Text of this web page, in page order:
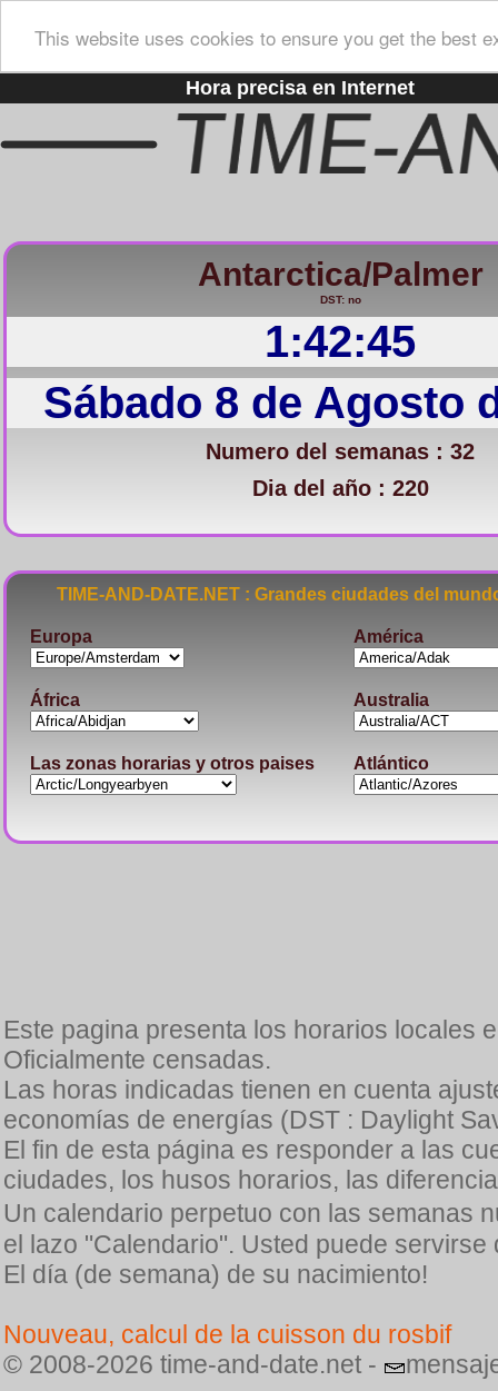
This website uses cookies to ensure you get the best
Hora precisa en Internet
Antarctica/Palmer
DST: no
1:42:46
Sábado 8 de Agosto
Numero del semanas : 32
Dia del año : 220
TIME-AND-DATE.NET : Grandes ciudades del
Europa América
África Australia
Las zonas horarias y otros paises Atlántico
Este pagina presenta los horarios locales
Oficialmente censadas.
Las horas indicadas tienen en cuenta
economías de energías (DST : Daylight
El fin de esta página es responder a las
ciudades, los husos horarios, las
Un calendario perpetuo con las semanas
el lazo "Calendario". Usted puede
El día (de semana) de su nacimiento!
Nouveau, calcul de la cuisson du rosbif
© 2008-2026 time-and-date.net -